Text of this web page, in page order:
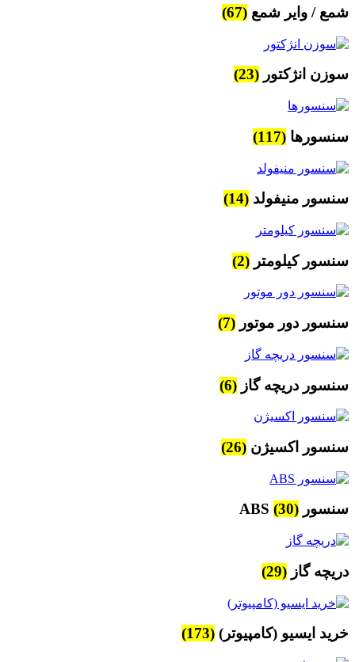
شمع / وایر شمع (67)
سوزن انژکتور (23)
سنسورها (117)
سنسور منیفولد (14)
سنسور کیلومتر (2)
سنسور دور موتور (7)
سنسور دریچه گاز (6)
سنسور اکسیژن (26)
سنسور ABS (30)
دریچه گاز (29)
خرید ایسیو (کامپیوتر) (173)